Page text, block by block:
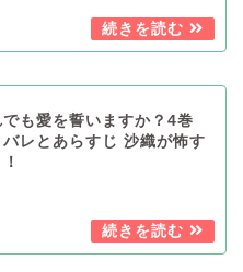
でも愛を誓いますか？4巻
バレとあらすじ 沙織が怖す